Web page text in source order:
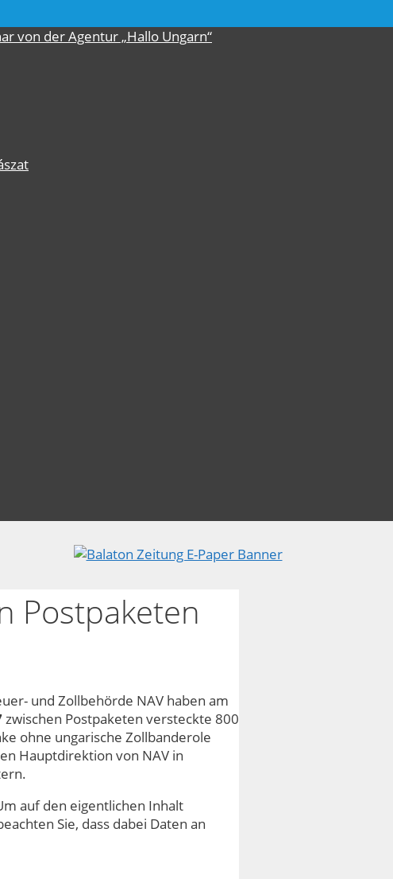
von der Agentur „Hallo Ungarn“
Postpaketen
und Zollbehörde NAV haben am
zwischen Postpaketen versteckte 800
ohne ungarische Zollbanderole
Hauptdirektion von NAV in
auf den eigentlichen Inhalt
Sie, dass dabei Daten an